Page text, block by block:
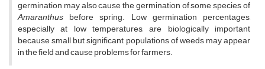
germination may also cause the germination of some species of
Amaranthus before spring. Low germination percentages,
especially at low temperatures, are biologically important
because small but significant populations of weeds may appear
in the field and cause problems for farmers.